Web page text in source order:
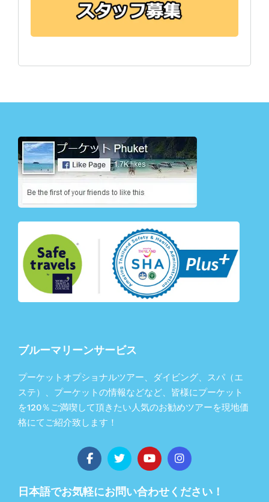
ブルーマリーンサービス
プーケットオプショナルツアー、ダイビング、スパ（エ
ステ）、プーケットの情報などなど、皆様にプーケット
を120％ご満喫して頂きたい人気のお勧めツアーを現地価
格にてご紹介致します！
日本語でお気軽にお問い合わせください！